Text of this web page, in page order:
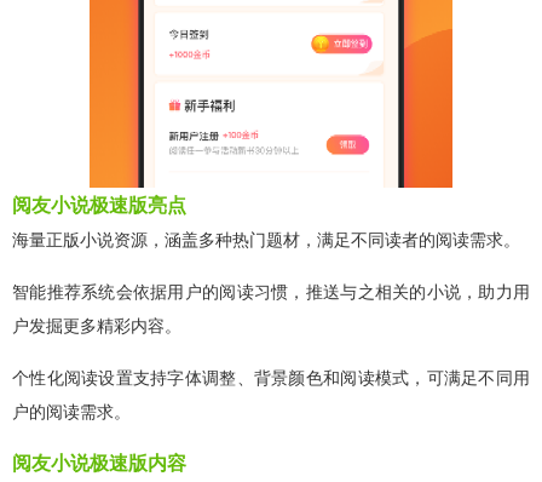
阅友小说极速版亮点
海量正版小说资源，涵盖多种热门题材，满足不同读者的阅读需求。
智能推荐系统会依据用户的阅读习惯，推送与之相关的小说，助力用
户发掘更多精彩内容。
个性化阅读设置支持字体调整、背景颜色和阅读模式，可满足不同用
户的阅读需求。
阅友小说极速版内容